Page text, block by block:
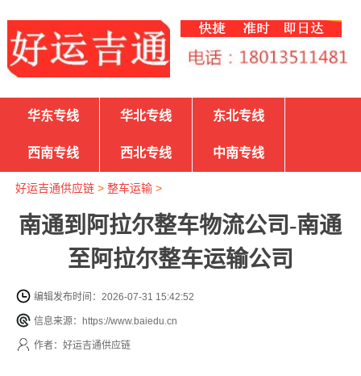
华东专线 华北专线 东北专线
西南专线 西北专线 中南专线
好运吉通供应链> 整车运输>
南通到阿拉尔整车物流公司-南通
至阿拉尔整车运输公司
编辑发布时间：2026-07-31 15:42:52
信息来源：https://www.baiedu.cn
作者：好运吉通供应链